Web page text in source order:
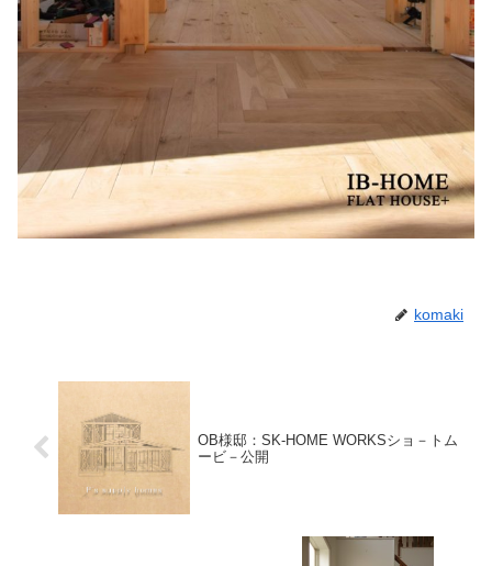
komaki
OB様邸：SK-HOME WORKSショ－トム
ービ－公開